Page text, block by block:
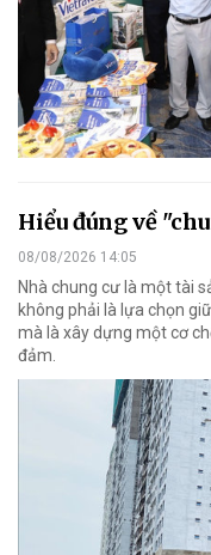
Hiểu đúng về
08/08/2026 14:05
Nhà chung cư là một tài
không phải là lựa chọn
mà là xây dựng một cơ
đảm.